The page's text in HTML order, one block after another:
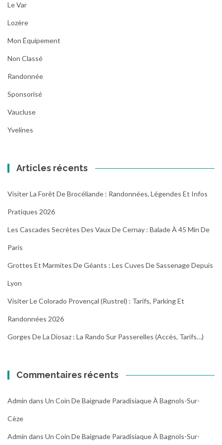
Le Var
Lozère
Mon Équipement
Non Classé
Randonnée
Sponsorisé
Vaucluse
Yvelines
Articles récents
Visiter La Forêt De Brocéliande : Randonnées, Légendes Et Infos
Pratiques 2026
Les Cascades Secrètes Des Vaux De Cernay : Balade À 45 Min De
Paris
Grottes Et Marmites De Géants : Les Cuves De Sassenage Depuis
Lyon
Visiter Le Colorado Provençal (Rustrel) : Tarifs, Parking Et
Randonnées 2026
Gorges De La Diosaz : La Rando Sur Passerelles (Accès, Tarifs…)
Commentaires récents
Admin dans Un Coin De Baignade Paradisiaque À Bagnols-Sur-
Cèze
Admin dans Un Coin De Baignade Paradisiaque À Bagnols-Sur-